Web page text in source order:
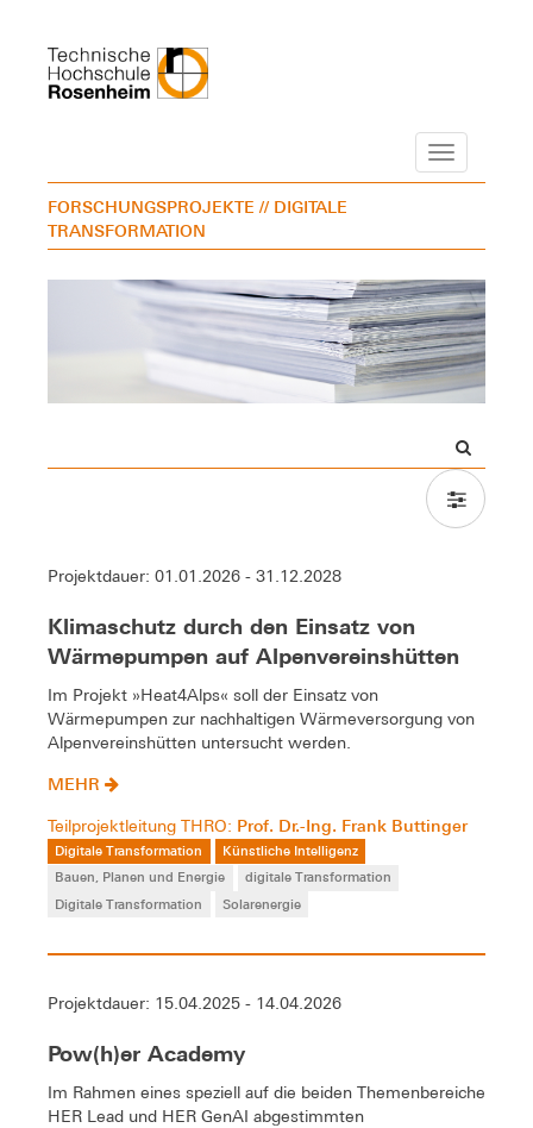
Navigation
FORSCHUNGSPROJEKTE // DIGITALE
TRANSFORMATION
Projektdauer: 01.01.2026 - 31.12.2028
Klimaschutz durch den Einsatz von
Wärmepumpen auf Alpenvereinshütten
Im Projekt »Heat4Alps« soll der Einsatz von
Wärmepumpen zur nachhaltigen Wärmeversorgung von
Alpenvereinshütten untersucht werden.
MEHR
Teilprojektleitung THRO: Prof. Dr.-Ing. Frank Buttinger
Digitale Transformation
Künstliche Intelligenz
Bauen, Planen und Energie
digitale Transformation
Digitale Transformation
Solarenergie
Projektdauer: 15.04.2025 - 14.04.2026
Pow(h)er Academy
Im Rahmen eines speziell auf die beiden Themenbereiche
HER Lead und HER GenAI abgestimmten